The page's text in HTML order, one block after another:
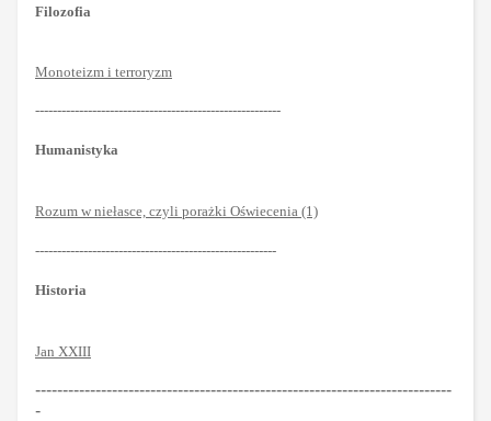
Filozofia
Monoteizm i terroryzm
--------------------------------------------------------
Humanistyka
Rozum w niełasce, czyli porażki Oświecenia (1)
-------------------------------------------------------
Historia
Jan XXIII
----------------------------------------------------------------------------
-